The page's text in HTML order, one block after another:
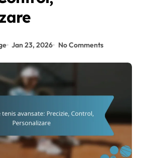
Jan 23, 2026 No Comments